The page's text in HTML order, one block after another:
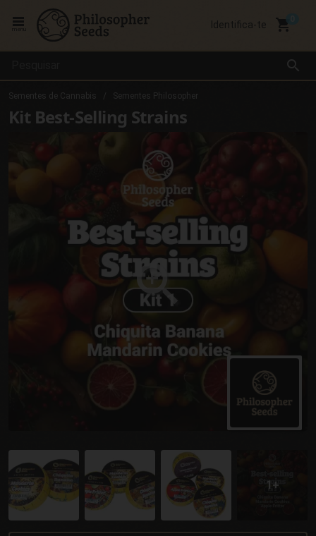
search
Identifica-te local_grocery_store
Sementes de Cannabis Sementes Philosopher
Kit Best-Selling Strains